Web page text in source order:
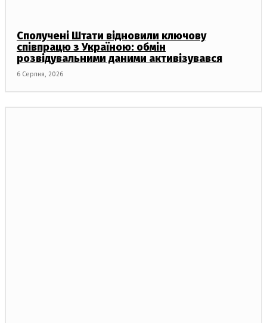
Сполучені Штати відновили ключову
співпрацю з Україною: обмін
розвідувальними даними активізувався
6 Серпня, 2026